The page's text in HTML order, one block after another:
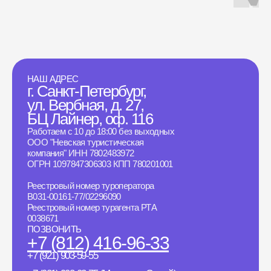
НАШ АДРЕС
г. Санкт-Петербург,
ул. Вербная, д. 27,
БЦ Лайнер, оф. 116
Работаем с 10 до 18:00 без выходных
ООО "Невская туристическая
компания" ИНН 7802483972
ОГРН 1097847306303 КПП 780201001
Реестровый номер туроператора
B031-00161-77/02296090
Реестровый номер турагента РТА
0038671
ПОЗВОНИТЬ
+7 (812) 416-96-33
+7 (921) 903-59-55